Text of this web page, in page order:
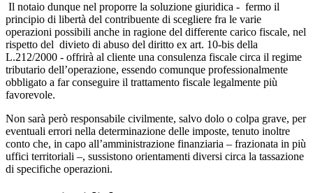
Il notaio dunque nel proporre la soluzione giuridica - fermo il
principio di libertà del contribuente di scegliere fra le varie
operazioni possibili anche in ragione del differente carico fiscale, nel
rispetto del divieto di abuso del diritto ex art. 10-bis della
L.212/2000 - offrirà al cliente una consulenza fiscale circa il regime
tributario dell’operazione, essendo comunque professionalmente
obbligato a far conseguire il trattamento fiscale legalmente più
favorevole.
Non sarà però responsabile civilmente, salvo dolo o colpa grave, per
eventuali errori nella determinazione delle imposte, tenuto inoltre
conto che, in capo all’amministrazione finanziaria – frazionata in più
uffici territoriali –, sussistono orientamenti diversi circa la tassazione
di specifiche operazioni.